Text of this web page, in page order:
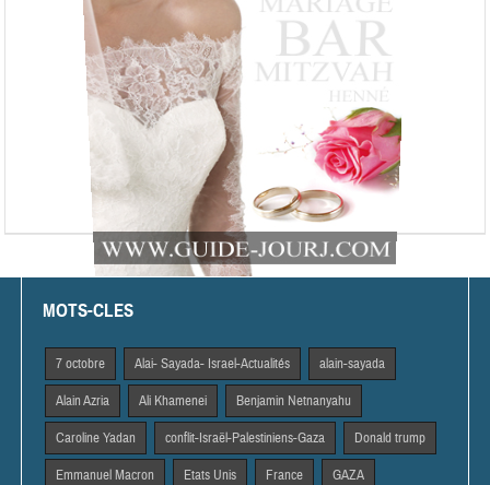
MOTS-CLES
7 octobre Alai- Sayada- Israel-Actualités alain-sayada
Alain Azria Ali Khamenei Benjamin Netnanyahu
Caroline Yadan conflit-Israël-Palestiniens-Gaza Donald trump
Emmanuel Macron Etats Unis France GAZA